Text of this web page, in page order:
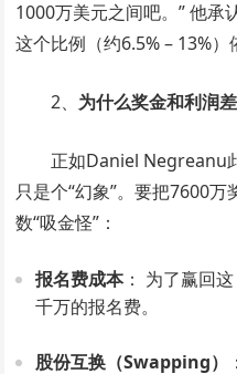
1000万美元之间吧。” 他承
这个比例（约6.5% – 13%）
2、 为什么奖金和利润
正如Daniel Negreanu
只是个“幻象”。要把7600
数“吸金怪”：
报名费成本： 为了赢回
千万的报名费。
股份互换（Swapping）